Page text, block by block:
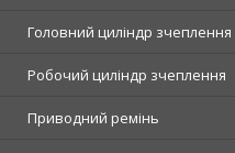
Головний циліндр зчеплення
Робочий циліндр зчеплення
Приводний ремінь